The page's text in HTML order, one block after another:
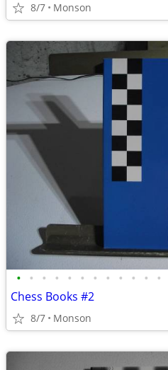
8/7 Monson
• • • • • • • • • • • •
Chess Books #2
8/7 Monson